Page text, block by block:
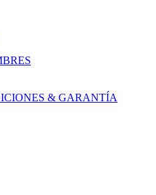
& GARANTÍA